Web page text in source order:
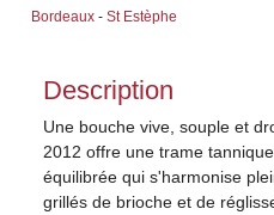
Bordeaux -St Estèphe
Description
Une bouche vive, souple et
2012 offre une trame
équilibrée qui s'harmonise
grillés de brioche et de